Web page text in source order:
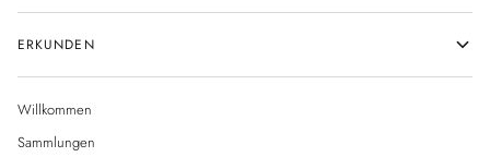
ERKUNDEN
Willkommen
Sammlungen